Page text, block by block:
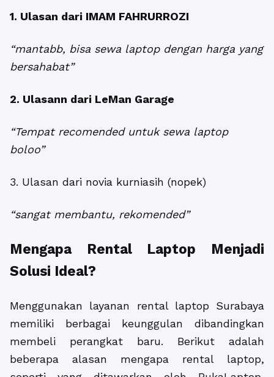
1. Ulasan dari IMAM FAHRURROZI
“mantabb, bisa sewa laptop dengan harga yang
bersahabat”
2. Ulasann dari LeMan Garage
“Tempat recomended untuk sewa laptop
boloo”
3. Ulasan dari novia kurniasih (nopek)
“sangat membantu, rekomended”
Mengapa Rental Laptop Menjadi
Solusi Ideal?
Menggunakan layanan rental laptop Surabaya
memiliki berbagai keunggulan dibandingkan
membeli perangkat baru. Berikut adalah
beberapa alasan mengapa rental laptop,